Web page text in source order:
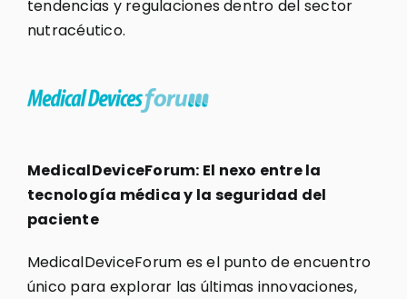
tendencias y regulaciones dentro del sector
nutracéutico.
MedicalDeviceForum: El nexo entre la
tecnología médica y la seguridad del
paciente
MedicalDeviceForum es el punto de encuentro
único para explorar las últimas innovaciones,